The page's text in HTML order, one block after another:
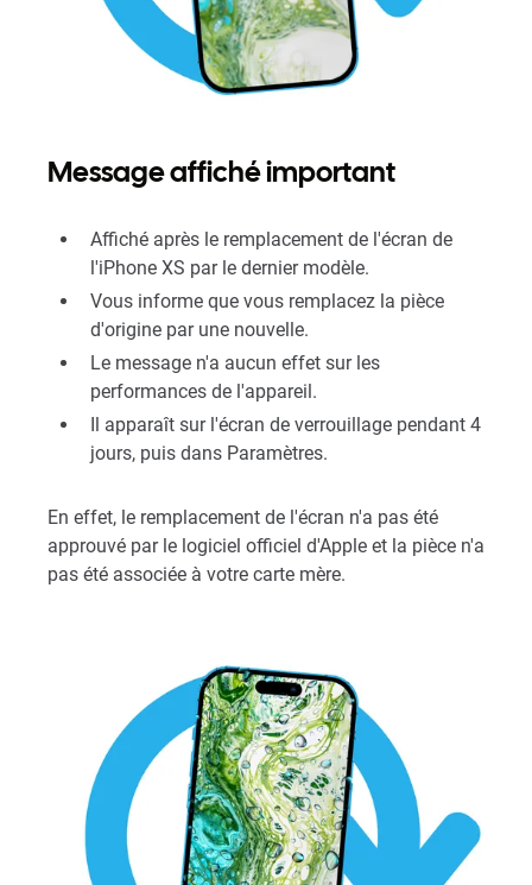
Message affiché important
Affiché après le remplacement de l'écran de
l'iPhone XS par le dernier modèle.
Vous informe que vous remplacez la pièce
d'origine par une nouvelle.
Le message n'a aucun effet sur les
performances de l'appareil.
Il apparaît sur l'écran de verrouillage pendant 4
jours, puis dans Paramètres.
En effet, le remplacement de l'écran n'a pas été
approuvé par le logiciel officiel d'Apple et la pièce n'a
pas été associée à votre carte mère.